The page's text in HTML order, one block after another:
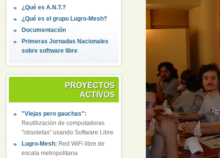
¿Qué es A.N.T.?
¿Qué es el grupo Lugro-Mesh?
Documentación
Primeras Jornadas Nacionales
sobre software libre
PROYECTOS
ACTIVOS
"Viejas pero gauchas":
Reutilización de computadoras
"obsoletas" usando Software Libre
Lugro-Mesh: Red WiFi libre de
escala metropolitana